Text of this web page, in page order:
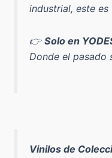
industrial, este
👉Solo en
Donde el pasado
Vinilos de